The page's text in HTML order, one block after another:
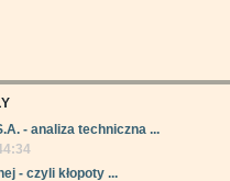
- analiza techniczna ...
- czyli kłopoty ...